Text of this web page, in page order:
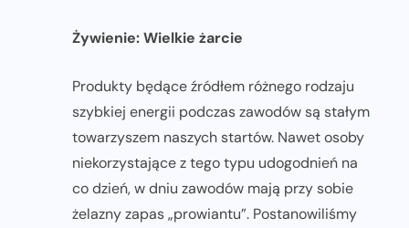
Żywienie: Wielkie żarcie
Produkty będące źródłem różnego rodzaju
szybkiej energii podczas zawodów są stałym
towarzyszem naszych startów. Nawet osoby
niekorzystające z tego typu udogodnień na
co dzień, w dniu zawodów mają przy sobie
żelazny zapas „prowiantu”. Postanowiliśmy